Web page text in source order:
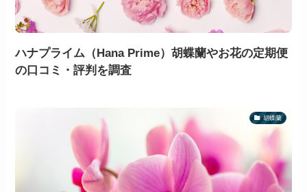
ハナプライム（Hana Prime）胡蝶蘭やお花の定期便
の口コミ・評判を調査
胡蝶蘭